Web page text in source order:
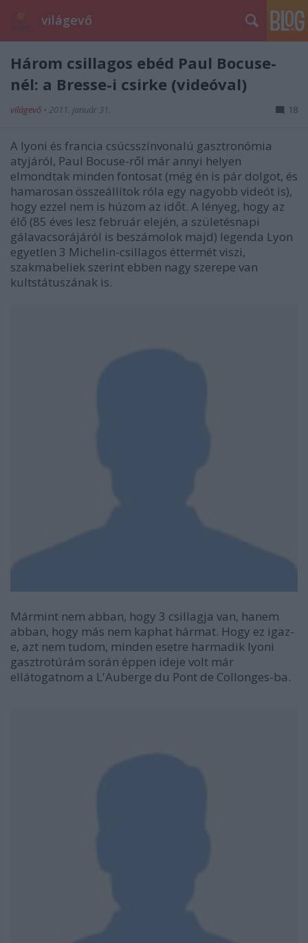
világevő
Három csillagos ebéd Paul Bocuse-
nél: a Bresse-i csirke (videóval)
világevő • 2011. január 31. 18
A lyoni és francia csúcsszínvonalú gasztronómia
atyjáról, Paul Bocuse-ről már annyi helyen
elmondtak minden fontosat (még én is pár dolgot, és
hamarosan összeállítok róla egy nagyobb videót is),
hogy ezzel nem is húzom az időt. A lényeg, hogy az
élő (85 éves lesz február elején, a születésnapi
gálavacsorájáról is beszámolok majd) legenda Lyon
egyetlen 3 Michelin-csillagos éttermét viszi,
szakmabeliek szerint ebben nagy szerepe van
kultstátuszának is.
Mármint nem abban, hogy 3 csillagja van, hanem
abban, hogy más nem kaphat hármat. Hogy ez igaz-
e, azt nem tudom, minden esetre harmadik lyoni
gasztrotúrám során éppen ideje volt már
ellátogatnom a L'Auberge du Pont de Collonges-ba.